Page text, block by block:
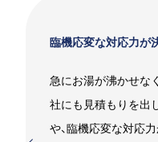
お願いして良かっ
エコキュートを
したいことをお
れました。高い